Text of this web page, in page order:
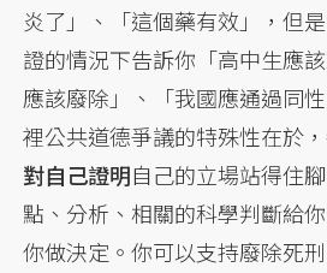
炎了」、「這個藥有效」，但
證的情況下告訴你「高中生應
應該廢除」、「我國應通過同
裡公共道德爭議的特殊性在於
對自己證明自己的立場站得住
點、分析、相關的科學判斷給
你做決定。你可以支持廢除死